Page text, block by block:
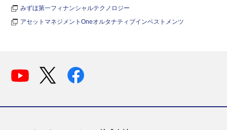
みずほ第一フィナンシャルテクノロジー
アセットマネジメントOneオルタナティブインベストメンツ